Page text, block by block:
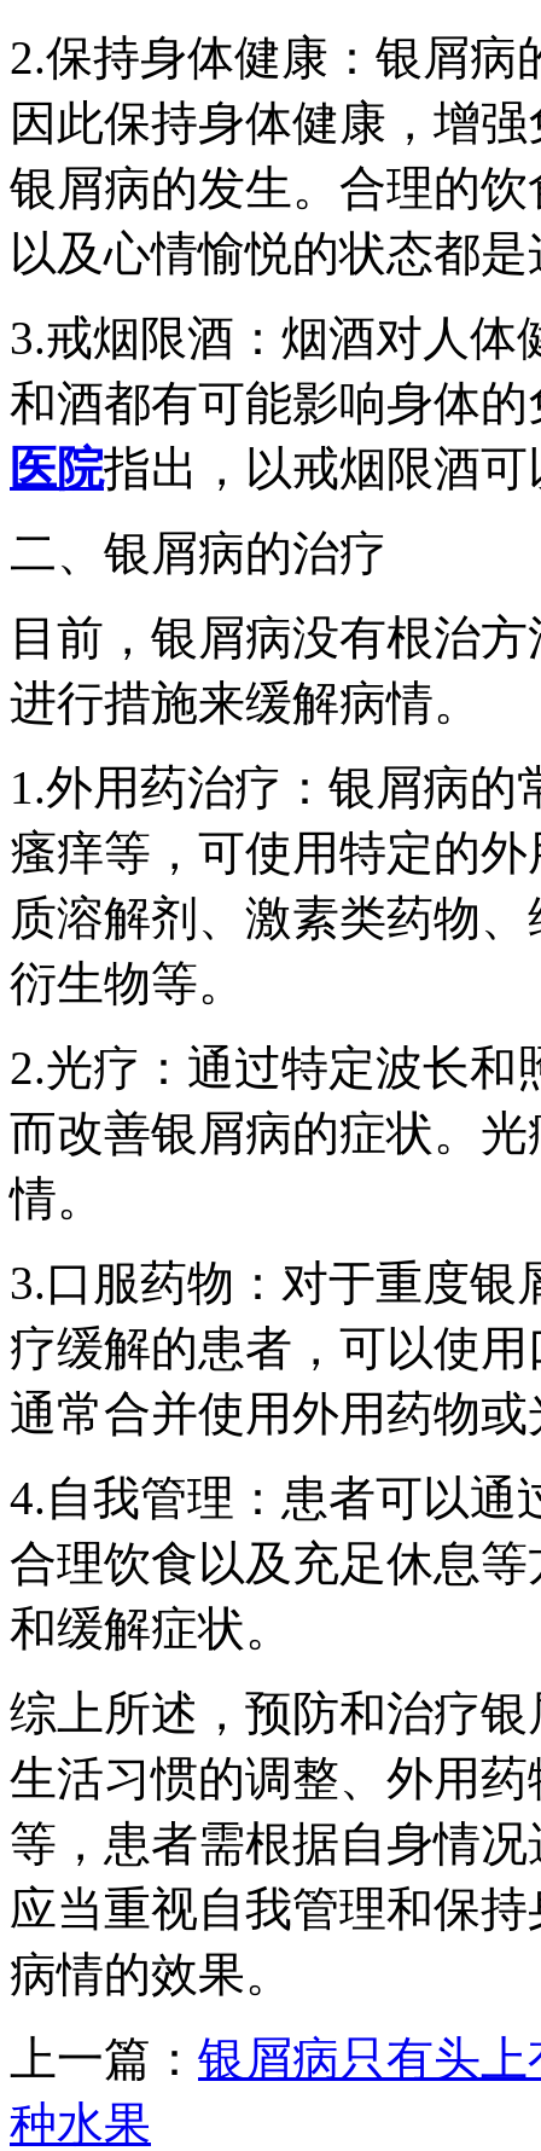
2.保持身体健康：银屑
因此保持身体健康，增
银屑病的发生。合理的
以及心情愉悦的状态都
3.戒烟限酒：烟酒对人
和酒都有可能影响身体
医院指出，以戒烟限酒
二、银屑病的治疗
目前，银屑病没有根治
进行措施来缓解病情。
1.外用药治疗：银屑病
瘙痒等，可使用特定的
质溶解剂、激素类药物
衍生物等。
2.光疗：通过特定波长
而改善银屑病的症状。
情。
3.口服药物：对于重度
疗缓解的患者，可以使
通常合并使用外用药物或
4.自我管理：患者可以通
合理饮食以及充足休息
和缓解症状。
综上所述，预防和治疗
生活习惯的调整、外用
等，患者需根据自身情
应当重视自我管理和保
病情的效果。
上一篇： 银屑病只有头上
种水果